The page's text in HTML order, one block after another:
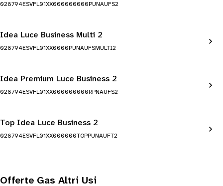
028794ESVFL01XX000000000PUNAUFS2
Idea Luce Business Multi 2
028794ESVFL01XX0000PUNAUFSMULTI2
Idea Premium Luce Business 2
028794ESVFL01XX000000000RPNAUFS2
Top Idea Luce Business 2
028794ESVFL01XX000000TOPPUNAUFT2
Offerte Gas Altri Usi